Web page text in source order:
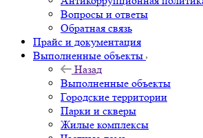
Вопросы и ответы
Обратная связь
Прайс и документация
Выполненные объекты
Назад
Выполненные объекты
Городские территории
Парки и скверы
Жилые комплексы